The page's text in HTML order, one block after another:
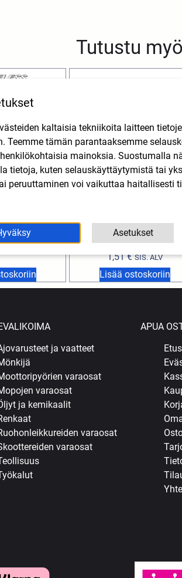
Tutustu
SIS. ALV
Derbi, Rieju, Aprilia
V2)
1,51€ SIS. ALV
Lisää ostoskoriin
ja vaatteet
varaosat
varaosat
ja kemikaalit
varaosat
varaosat
APUA
kaltaisia tekniikoita laitteen
Teemme tämän parantaaksemme
mainoksia. Suostumalla
tietoja, kuten selauskäyttäytymistä tai
peruuttaminen voi vaikuttaa haitallisesti
Asetukset